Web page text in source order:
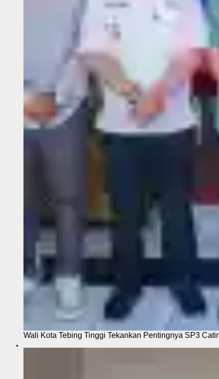
Wali Kota Tebing Tinggi Tekankan Pentingnya SP3